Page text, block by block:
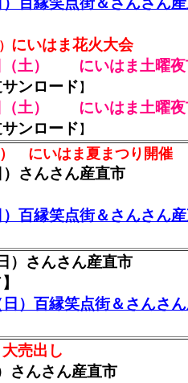
にいはま花火大会
土） にいはま土曜夜
ンロード 】
土） にいはま土曜夜
ンロード 】
） にいはま夏まつり開催
日）さんさん産
）百縁笑点街＆さんさん
日）さんさん産
）百縁笑点街＆さんさ
売出し
）さんさん産直